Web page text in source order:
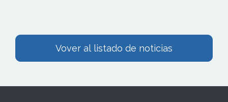
Vover al listado de noticias